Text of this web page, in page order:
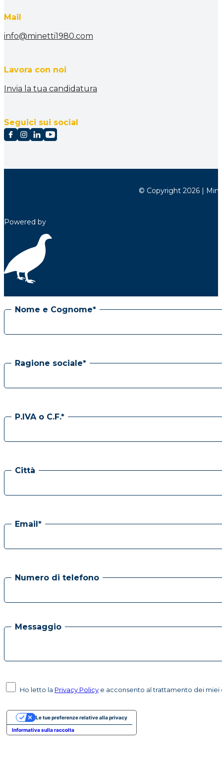
Mail
info@minetti1980.com
Lavora con noi
Invia la tua candidatura
Seguici sui social
© Copyright 2026 |
Powered by
Nome e Cognome*
Ragione sociale*
P.IVA o C.F.*
Città
Email*
Numero di telefono
Messaggio
Ho letto la Privacy Policy e acconsento al trattamento dei miei
Informativa sulla raccolta
Le tue preferenze relative alla privacy